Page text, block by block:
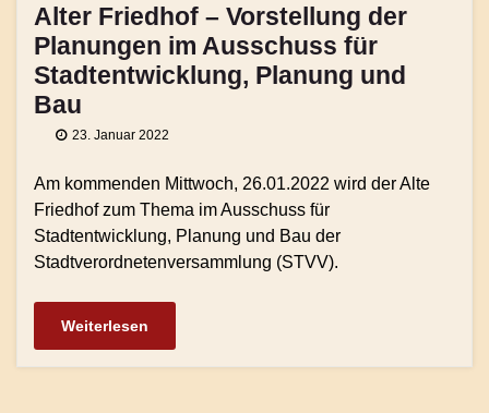
Alter Friedhof – Vorstellung der
Planungen im Ausschuss für
Stadtentwicklung, Planung und
Bau
23. Januar 2022
Am kommenden Mittwoch, 26.01.2022 wird der Alte
Friedhof zum Thema im Ausschuss für
Stadtentwicklung, Planung und Bau der
Stadtverordnetenversammlung (STVV).
Weiterlesen